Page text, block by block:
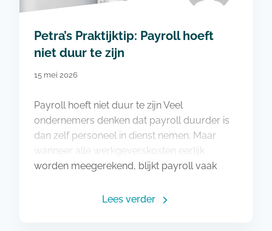
Petra’s Praktijktip: Payroll hoeft
niet duur te zijn
15 mei 2026
Payroll hoeft niet duur te zijn Veel
ondernemers denken dat payroll duurder is
dan zelf personeel in dienst nemen. Maar
wanneer alle werkgeverskosten eerlijk
worden meegerekend, blijkt payroll vaak
Lees verder